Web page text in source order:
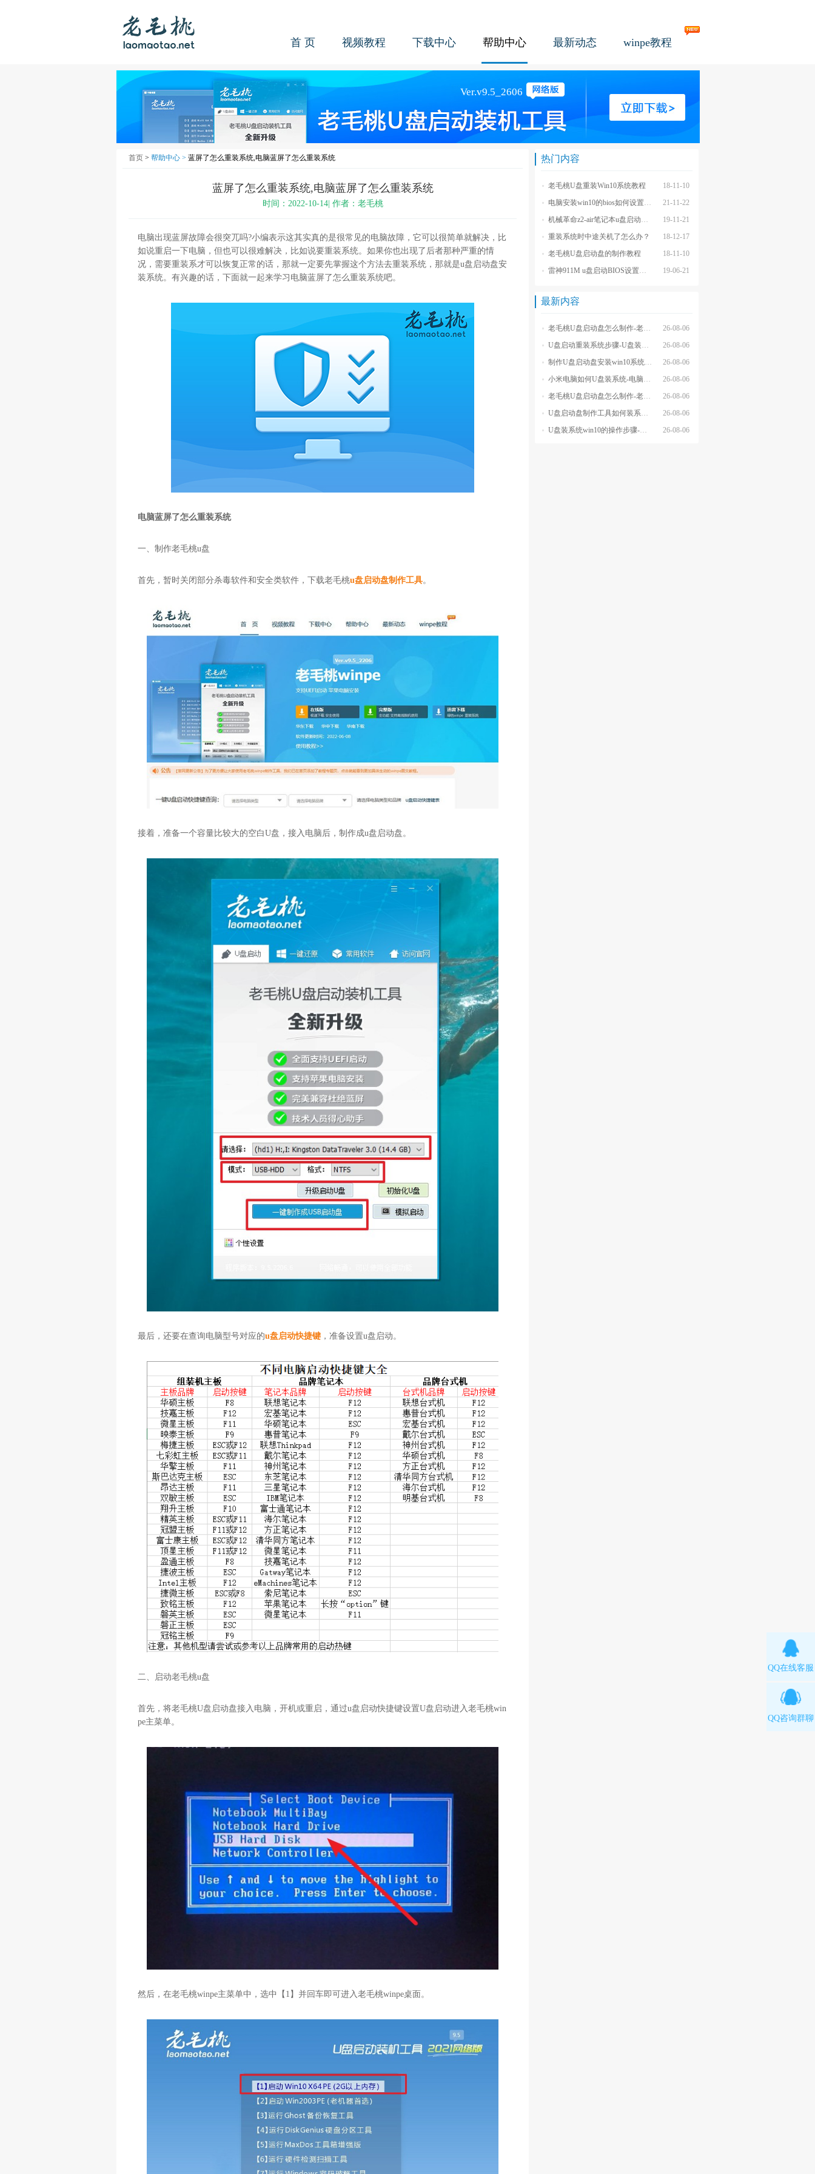
首 页 视频教程 下载中心 帮助中心 最新动态 winpe教程
首页 > 帮助中心 > 蓝屏了怎么重装系统,电脑蓝屏了怎么重装系统
蓝屏了怎么重装系统,电脑蓝屏了怎么重装系统
时间：2022-10-14| 作者：老毛桃
电脑出现蓝屏故障会很突兀吗?小编表示这其实真的是很常见的电脑故障，它可以很简单就解决，比
如说重启一下电脑，但也可以很难解决，比如说要重装系统。如果你也出现了后者那种严重的情
况，需要重装系才可以恢复正常的话，那就一定要先掌握这个方法去重装系统，那就是u盘启动盘安
装系统。有兴趣的话，下面就一起来学习电脑蓝屏了怎么重装系统吧。
电脑蓝屏了怎么重装系统
一、制作老毛桃u盘
首先，暂时关闭部分杀毒软件和安全类软件，下载老毛桃u盘启动盘制作工具。
接着，准备一个容量比较大的空白U盘，接入电脑后，制作成u盘启动盘。
最后，还要在查询电脑型号对应的u盘启动快捷键 ，准备设置u盘启动。
二、启动老毛桃u盘
首先，将老毛桃U盘启动盘接入电脑，开机或重启，通过u盘启动快捷键设置U盘启动进入老毛桃win
pe主菜单。
然后，在老毛桃winpe主菜单中，选中【1】并回车即可进入老毛桃winpe桌面。
热门内容
18-11-10
老毛桃U盘重装Win10系统教程
21-11-22
电脑安装win10的bios如何设置u盘图文教程
19-11-21
机械革命z2-air笔记本u盘启动BIOS设置教程
18-12-17
重装系统时中途关机了怎么办？
18-11-10
老毛桃U盘启动盘的制作教程
19-06-21
雷神911M u盘启动BIOS设置教程
最新内容
26-08-06
老毛桃U盘启动盘怎么制作-老毛桃winpeU盘启动盘制作步骤
26-08-06
U盘启动重装系统步骤-U盘装系统步骤操作
26-08-06
制作U盘启动盘安装win10系统步骤-制作U盘启动盘安装win10系统步骤
26-08-06
小米电脑如何U盘装系统-电脑怎么U盘装系统
26-08-06
老毛桃U盘启动盘怎么制作-老毛桃U盘启动盘制作步骤
26-08-06
U盘启动盘制作工具如何装系统- U盘启动盘制作工具怎么装系统
26-08-06
U盘装系统win10的操作步骤-外星人U盘装系统win10电脑
QQ在线客服
QQ咨询群聊